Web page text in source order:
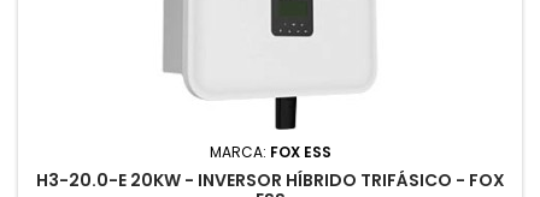
MARCA: FOX ESS
H3-20.0-E 20KW - INVERSOR HÍBRIDO TRIFÁSICO - FOX